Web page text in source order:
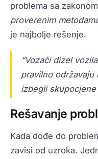
problema sa
proverenim
je najbolje rešenje.
“Vozači dizel
pravilno održavaju
izbegli skupocjene
Rešavanje
Kada dođe do
zavisi od uzroka.